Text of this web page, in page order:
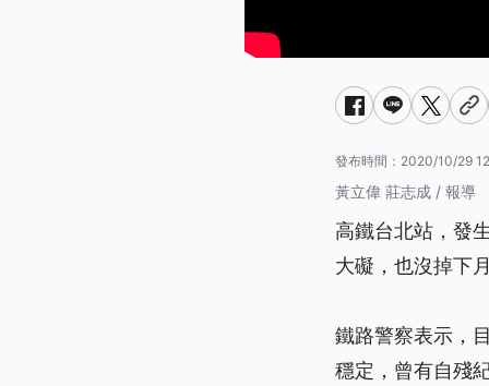
發布時間： 2020/10/29
黃立偉 莊志成 / 報導
高鐵台北站，發
大礙，也沒掉下
鐵路警察表示，
穩定，曾有自殘